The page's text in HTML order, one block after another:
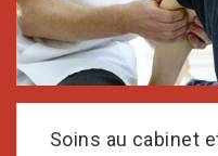
Soins au cabinet